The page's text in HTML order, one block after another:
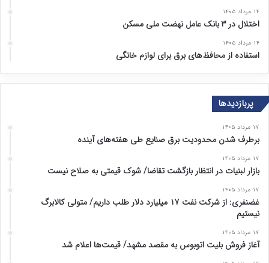
۱۴ مرداد ۱۴۰۵
اختلال در ۳ بانک عامل نهضت ملی مسکن
۱۴ مرداد ۱۴۰۵
استفاده از محافظ‌های برق برای لوازم خانگی
پربازدیدها
۱۷ مرداد ۱۴۰۵
برطرف شدن محدودیت‌ برق صنایع طی هفته‌های آینده
۱۷ مرداد ۱۴۰۵
بازار لبنیات در انتظار بازگشت تقاضا/ شوک قیمتی به صلاح نیست
۱۷ مرداد ۱۴۰۵
غضنفری: از شرکت نفت ۱۷ میلیارد دلار طلب داریم/ متولی کالابرگ
نیستیم
۱۷ مرداد ۱۴۰۵
آغاز فروش بلیت اتوبوس به مقصد مشهد/ قیمت‌ها اعلام شد